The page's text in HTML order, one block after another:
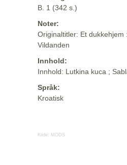
B. 1 (342 s.)
Noter:
Originaltitler: Et dukkehjem
Vildanden
Innhold:
Innhold: Lutkina kuca ;
Språk:
Kroatisk
Kilde: MODS